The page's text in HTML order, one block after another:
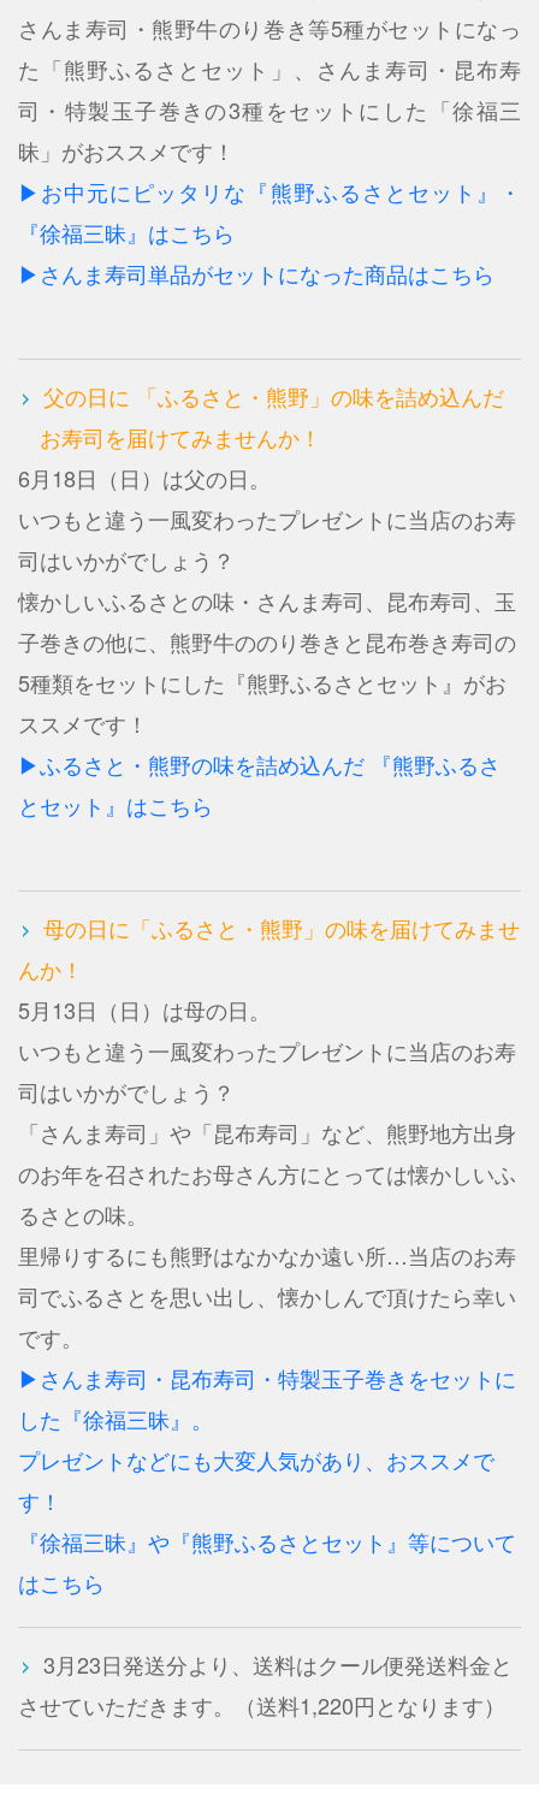
さんま寿司・熊野牛のり巻き等5種がセットになっ
た「熊野ふるさとセット」、さんま寿司・昆布寿
司・特製玉子巻きの3種をセットにした「徐福三
昧」がおススメです！
▶お中元にピッタリな『熊野ふるさとセット』・
『徐福三昧』はこちら
▶さんま寿司単品がセットになった商品はこちら
父の日に
「ふるさと・熊野」の味を詰め込んだ
お寿司を届けてみませんか！
6月18日（日）は父の日。
いつもと違う一風変わったプレゼントに当店のお寿
司はいかがでしょう？
懐かしいふるさとの味・さんま寿司、昆布寿司、玉
子巻きの他に、熊野牛ののり巻きと昆布巻き寿司の
5種類をセットにした『熊野ふるさとセット』がお
ススメです！
▶ふるさと・熊野の味を詰め込んだ
『熊野ふるさ
とセット』はこちら
母の日に「ふるさと・熊野」の味を届けてみませ
んか！
5月13日（日）は母の日。
いつもと違う一風変わったプレゼントに当店のお寿
司はいかがでしょう？
「さんま寿司」や「昆布寿司」など、熊野地方出身
のお年を召されたお母さん方にとっては懐かしいふ
るさとの味。
里帰りするにも熊野はなかなか遠い所…当店のお寿
司でふるさとを思い出し、懐かしんで頂けたら幸い
です。
▶さんま寿司・昆布寿司・特製玉子巻きをセットに
した『徐福三昧』。
プレゼントなどにも大変人気があり、おススメで
す！
『徐福三昧』や『熊野ふるさとセット』等について
はこちら
3月23日発送分より、送料はクール便発送料金と
させていただきます。（送料1,220円となります）